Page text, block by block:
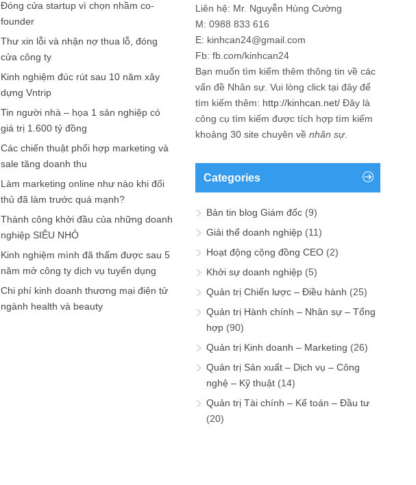
Đóng cửa startup vì chọn nhầm co-
founder
Thư xin lỗi và nhận nợ thua lỗ, đóng
cửa công ty
Kinh nghiệm đúc rút sau 10 năm xây
dựng Vntrip
Tin người nhà – họa 1 sản nghiệp có
giá trị 1.600 tỷ đồng
Các chiến thuật phối hợp marketing và
sale tăng doanh thu
Làm marketing online như nào khi đối
thủ đã làm trước quá mạnh?
Thành công khởi đầu của những doanh
nghiệp SIÊU NHỎ
Kinh nghiệm mình đã thấm được sau 5
năm mở công ty dịch vụ tuyển dụng
Chi phí kinh doanh thương mại điện tử
ngành health và beauty
Liên hệ: Mr. Nguyễn Hùng Cường
M: 0988 833 616
E: kinhcan24@gmail.com
Fb: fb.com/kinhcan24
Bạn muốn tìm kiếm thêm thông tin về các
vấn đề Nhân sự . Vui lòng click tại đây để
tìm kiếm thêm: http://kinhcan.net/ Đây là
công cụ tìm kiếm được tích hợp tìm kiếm
khoảng 30 site chuyên về nhân sự.
Categories
Bản tin blog Giám đốc (9)
Giải thể doanh nghiệp (11)
Hoạt động cộng đồng CEO (2)
Khởi sự doanh nghiệp (5)
Quản trị Chiến lược – Điều hành (25)
Quản trị Hành chính – Nhân sự – Tổng
hợp (90)
Quản trị Kinh doanh – Marketing (26)
Quản trị Sản xuất – Dịch vụ – Công
nghệ – Kỹ thuật (14)
Quản trị Tài chính – Kế toán – Đầu tư
(20)